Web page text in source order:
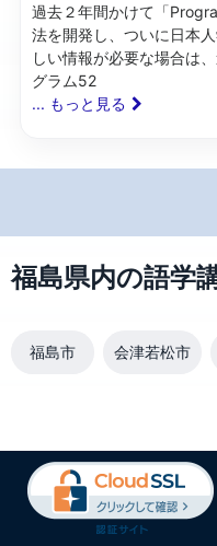
過去２年間かけて「
法を開発し、ついに日本
しい情報が必要な場合は
グラム52
... もっと見る
福島県内の語学
福島市 会津若松市